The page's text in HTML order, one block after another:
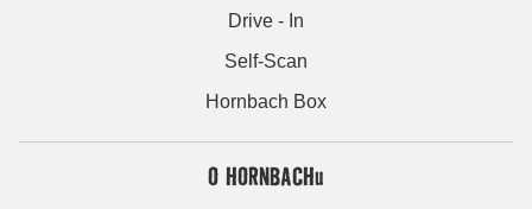
Drive - In
Self-Scan
Hornbach Box
O HORNBACHu